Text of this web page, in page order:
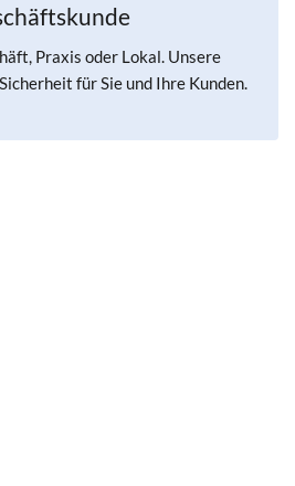
Praxis oder Lokal. Unsere
für Sie und Ihre Kunden.